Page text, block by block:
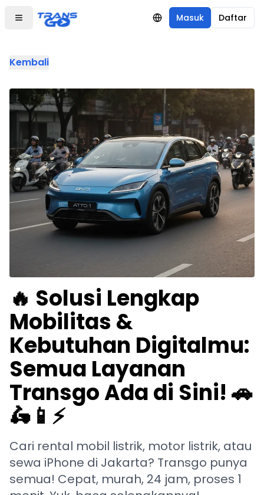
Masuk Daftar
Kembali
🔥 Solusi Lengkap
Mobilitas &
Kebutuhan Digitalmu:
Semua Layanan
Transgo Ada di Sini! 🚗
🛵📱⚡
Cari rental mobil listrik, motor listrik, atau
sewa iPhone di Jakarta? Transgo punya
semua! Cepat, murah, 24 jam, proses 1